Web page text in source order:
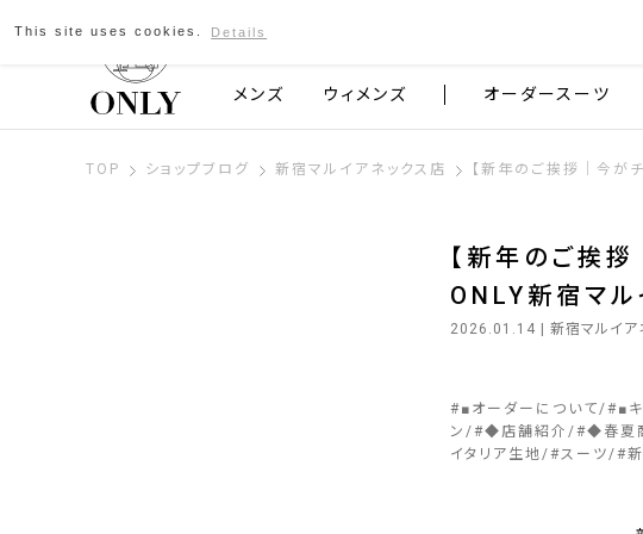
京都発のスーツブランド ONLY
メンズ ウィメンズ オーダースーツ
TOP ショップブログ 新宿マルイアネックス店 【新年のご挨拶｜今が
【新年のご挨拶
ONLY新宿マル
2026.01.14 | 新宿マルイア
#■オーダーについて #■
ン
#◆店舗紹介 #◆春夏
イタリア生地
#スーツ #
This site uses cookies. Details